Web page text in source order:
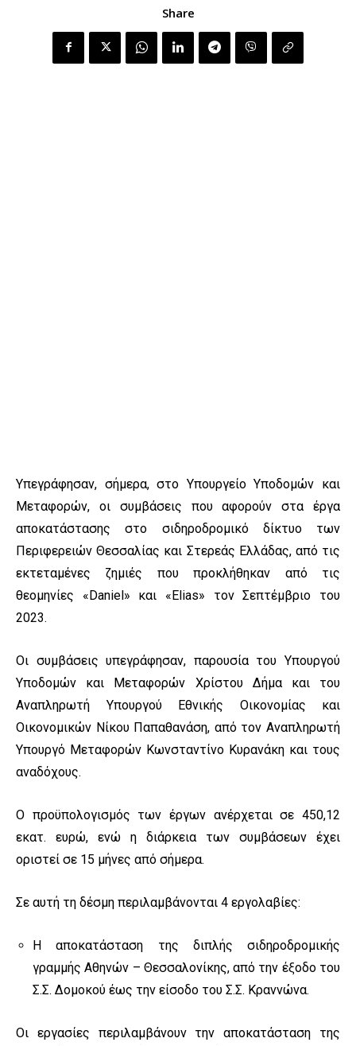
Share
Υπεγράφησαν, σήμερα, στο Υπουργείο Υποδομών και
Μεταφορών, οι συμβάσεις που αφορούν στα έργα
αποκατάστασης στο σιδηροδρομικό δίκτυο των
Περιφερειών Θεσσαλίας και Στερεάς Ελλάδας, από τις
εκτεταμένες ζημιές που προκλήθηκαν από τις
θεομηνίες «Daniel» και «Elias» τον Σεπτέμβριο του
2023.
Οι συμβάσεις υπεγράφησαν, παρουσία του Υπουργού
Υποδομών και Μεταφορών Χρίστου Δήμα και του
Αναπληρωτή Υπουργού Εθνικής Οικονομίας και
Οικονομικών Νίκου Παπαθανάση, από τον Αναπληρωτή
Υπουργό Μεταφορών Κωνσταντίνο Κυρανάκη και τους
αναδόχους.
Ο προϋπολογισμός των έργων ανέρχεται σε 450,12
εκατ. ευρώ, ενώ η διάρκεια των συμβάσεων έχει
οριστεί σε 15 μήνες από σήμερα.
Σε αυτή τη δέσμη περιλαμβάνονται 4 εργολαβίες:
Η αποκατάσταση της διπλής σιδηροδρομικής
γραμμής Αθηνών – Θεσσαλονίκης, από την έξοδο του
Σ.Σ. Δομοκού έως την είσοδο του Σ.Σ. Κραννώνα.
Οι εργασίες περιλαμβάνουν την αποκατάσταση της